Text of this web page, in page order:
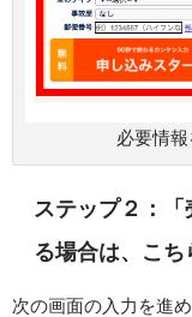
必要情
ステップ２：
る場合は、こち
次の画面の入力を進